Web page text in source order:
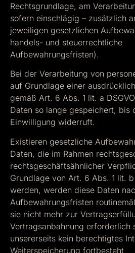
Rechtsgrundlage, am
sofern einschlägig – zusätzlich
jeweiligen gesetzlichen
handels- und steuerrechtliche
Aufbewahrungsfristen).
Bei der Verarbeitung von
auf Grundlage einer
gemäß Art. 6 Abs. 1 lit. a
Daten so lange gespeichert, bis
Einwilligung widerruft.
Existieren gesetzliche
Daten, die im Rahmen
rechtsgeschäftsähnlicher
Grundlage von Art. 6 Abs. 1 lit.
werden, werden diese Daten
Aufbewahrungsfristen
sie nicht mehr zur
Vertragsanbahnung erforderlich
unsererseits kein berechtigtes
Weiterspeicherung fortbesteht.